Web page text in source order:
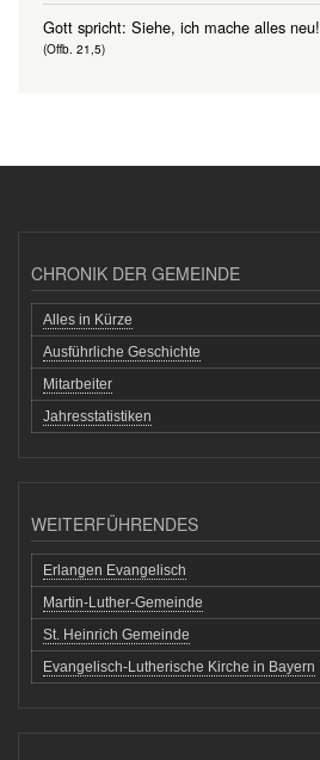
Gott spricht: Siehe, ich mache alles neu!
(Offb. 21,5)
CHRONIK DER GEMEINDE
Alles in Kürze
Ausführliche Geschichte
Mitarbeiter
Jahresstatistiken
WEITERFÜHRENDES
Erlangen Evangelisch
Martin-Luther-Gemeinde
St. Heinrich Gemeinde
Evangelisch-Lutherische Kirche in Bayern